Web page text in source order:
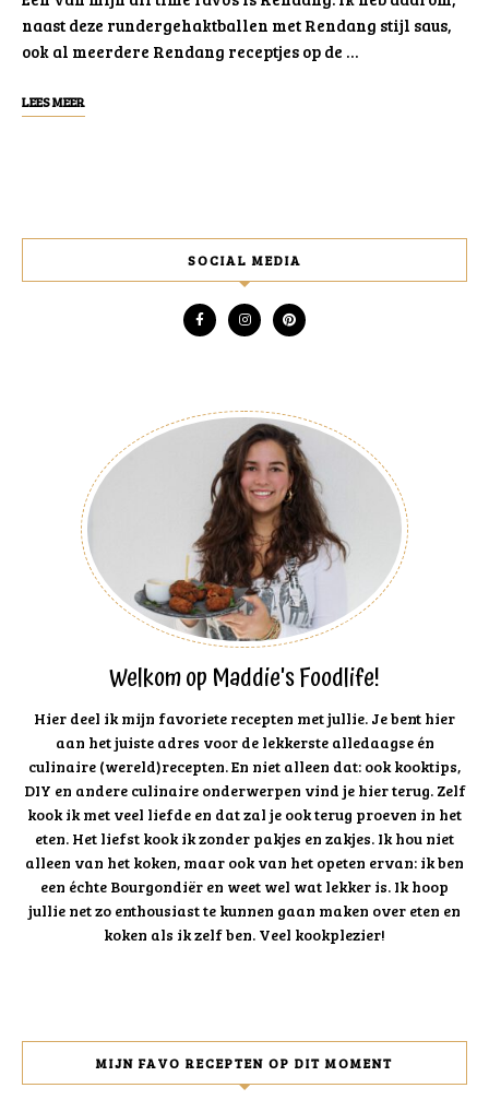
naast deze rundergehaktballen met Rendang stijl saus,
ook al meerdere Rendang receptjes op de …
LEES MEER
SOCIAL MEDIA
Welkom op Maddie's Foodlife!
Hier deel ik mijn favoriete recepten met jullie. Je bent hier
aan het juiste adres voor de lekkerste alledaagse én
culinaire (wereld)recepten. En niet alleen dat: ook kooktips,
DIY en andere culinaire onderwerpen vind je hier terug. Zelf
kook ik met veel liefde en dat zal je ook terug proeven in het
eten. Het liefst kook ik zonder pakjes en zakjes. Ik hou niet
alleen van het koken, maar ook van het opeten ervan: ik ben
een échte Bourgondiër en weet wel wat lekker is. Ik hoop
jullie net zo enthousiast te kunnen gaan maken over eten en
koken als ik zelf ben. Veel kookplezier!
MIJN FAVO RECEPTEN OP DIT MOMENT